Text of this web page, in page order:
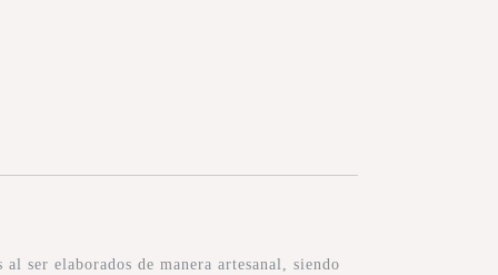
ser elaborados de manera artesanal, siendo